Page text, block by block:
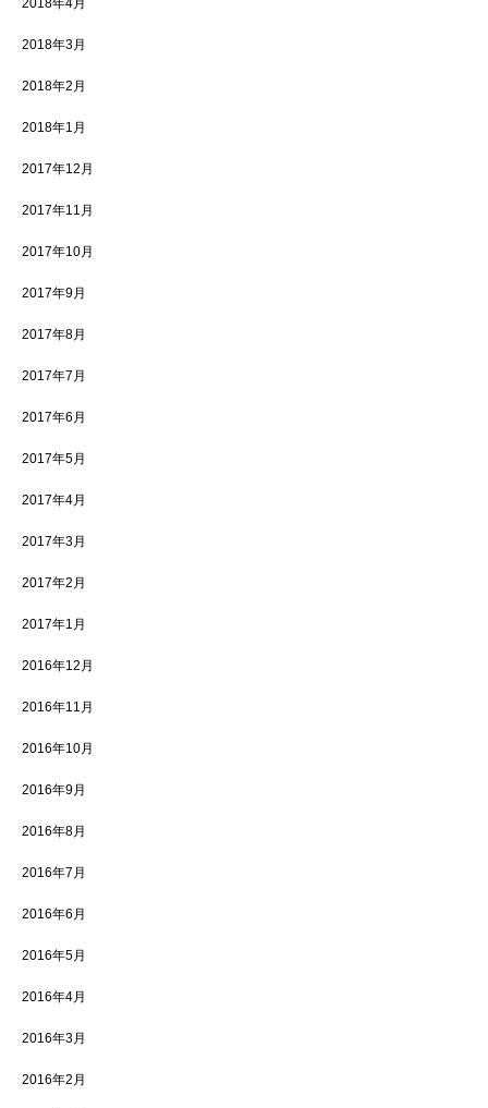
2018年4月
2018年3月
2018年2月
2018年1月
2017年12月
2017年11月
2017年10月
2017年9月
2017年8月
2017年7月
2017年6月
2017年5月
2017年4月
2017年3月
2017年2月
2017年1月
2016年12月
2016年11月
2016年10月
2016年9月
2016年8月
2016年7月
2016年6月
2016年5月
2016年4月
2016年3月
2016年2月